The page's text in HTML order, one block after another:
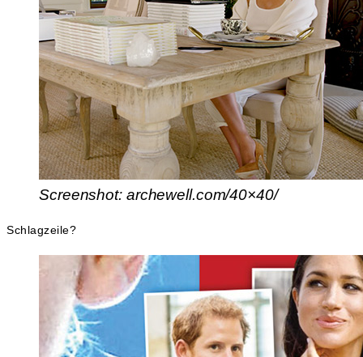
Screenshot: archewell.com/40×40/
Schlagzeile?